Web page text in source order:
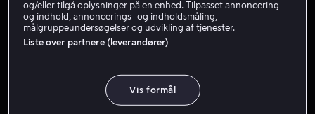
Fra 49 kr
og/eller tilgå oplysninger på en enhed. Tilpasset annoncering
og indhold, annoncerings- og indholdsmåling,
målgruppeundersøgelser og udvikling af tjenester.
Liste over partnere (leverandører)
Vis formål